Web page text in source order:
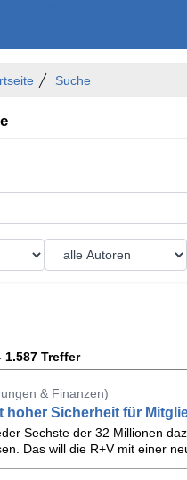
Suche
Treffer
& Finanzen)
hoher Sicherheit für
Sechste der 32 Millionen
Das will die R+V mit einer